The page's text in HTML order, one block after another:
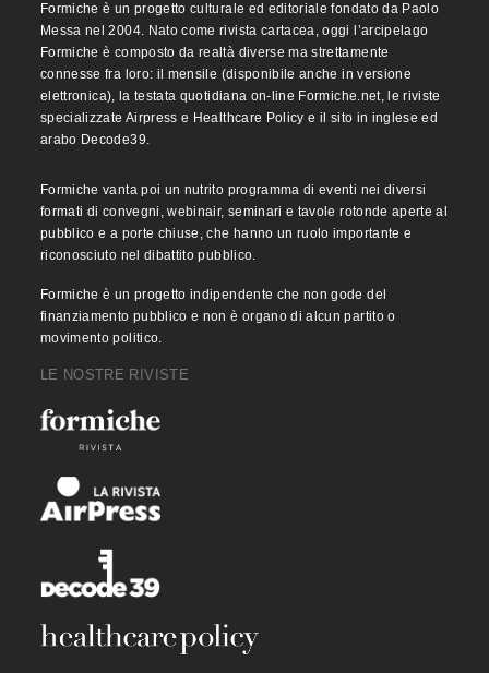
Formiche è un progetto culturale ed editoriale fondato da Paolo
Messa nel 2004. Nato come rivista cartacea, oggi l’arcipelago
Formiche è composto da realtà diverse ma strettamente
connesse fra loro: il mensile (disponibile anche in versione
elettronica), la testata quotidiana on-line Formiche.net, le riviste
specializzate Airpress e Healthcare Policy e il sito in inglese ed
arabo Decode39.
Formiche vanta poi un nutrito programma di eventi nei diversi
formati di convegni, webinair, seminari e tavole rotonde aperte al
pubblico e a porte chiuse, che hanno un ruolo importante e
riconosciuto nel dibattito pubblico.
Formiche è un progetto indipendente che non gode del
finanziamento pubblico e non è organo di alcun partito o
movimento politico.
LE NOSTRE RIVISTE